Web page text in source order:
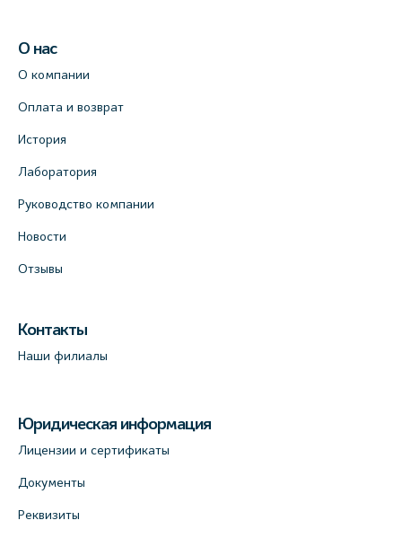
О нас
О компании
Оплата и возврат
История
Лаборатория
Руководство компании
Новости
Отзывы
Контакты
Наши филиалы
Юридическая информация
Лицензии и сертификаты
Документы
Реквизиты